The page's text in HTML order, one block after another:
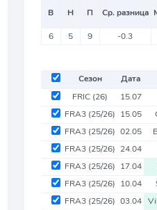
В Н П Ср. разница
6 5 9 -0.3
Сезон Дата
FRIC (26) 15.07
FRA3 (25/26) 15.05
FRA3 (25/26) 02.05
FRA3 (25/26) 24.04
FRA3 (25/26) 17.04
FRA3 (25/26) 10.04
FRA3 (25/26) 03.04